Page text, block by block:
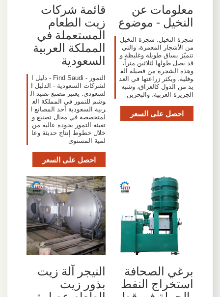
معلومات عن
النخيل - موضوع
شجرة النخيل. شجرة النخيل
من الأشجار المعمرة، والتي
تتميّز بساق طويلة وغليظة و
قد يصل طولها لثلاثين متراً،
وهذه الشجرة من فصيلة الف
وفلية، ويكثر زراعتها في العد
يد من الدول كالعراق، وشبه
الجزيرة العربية، والبحرين
احصل على السعر
قائمة شركات
زيت الطعام
المستعملة في
المملكة العربية
السعودية
التمور - Find Saudi - دليل ا
لشركات السعودية - الدليل ا
لسعودي. يعتبر مصنع نضيد ال
وشم للتمور في المملكة الع
ربية السعودية أحد المصانع ا
لمتخصصة في مجال تصنيع و
تعبئة التمور بجودة عالية من
خلال خطوط إنتاج حديثة وعا
لمية المستوى
احصل على السعر
برغي الصحافة
استخراج النفط
النيجر آلة زيت
بذور زيت